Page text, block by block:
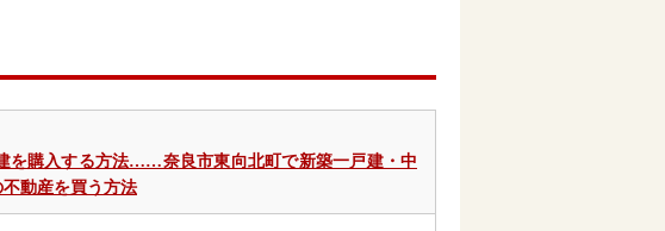
を購入する方法……奈良市東向北町で新築一戸建・中
動産を買う方法